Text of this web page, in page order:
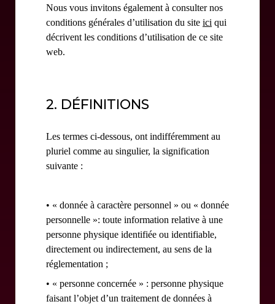
Nous vous invitons également à consulter nos
conditions générales d’utilisation du site ici qui
décrivent les conditions d’utilisation de ce site
web.
2. DÉFINITIONS
Les termes ci-dessous, ont indifféremment au
pluriel comme au singulier, la signification
suivante :
• « donnée à caractère personnel » ou « donnée
personnelle »: toute information relative à une
personne physique identifiée ou identifiable,
directement ou indirectement, au sens de la
réglementation ;
• « personne concernée » : personne physique
faisant l’objet d’un traitement de données à